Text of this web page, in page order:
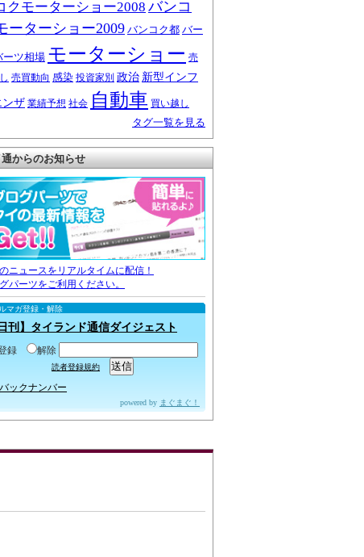
クモーターショー2008 バンコ
ーターショー2009 バンコク都 バー
ーツ相場 モーターショー 売
売買動向 感染 投資家別 政治 新型インフ
ンザ 業績予想 社会 自動車 買い越し
タグ一覧を見る
からのお知らせ
ニュースをリアルタイムに配信！
パーツをご利用ください。
マガ登録・解除
日刊】タイランド通信ダイジェスト
録 解除
読者登録規約
バックナンバー
powered by まぐまぐ！